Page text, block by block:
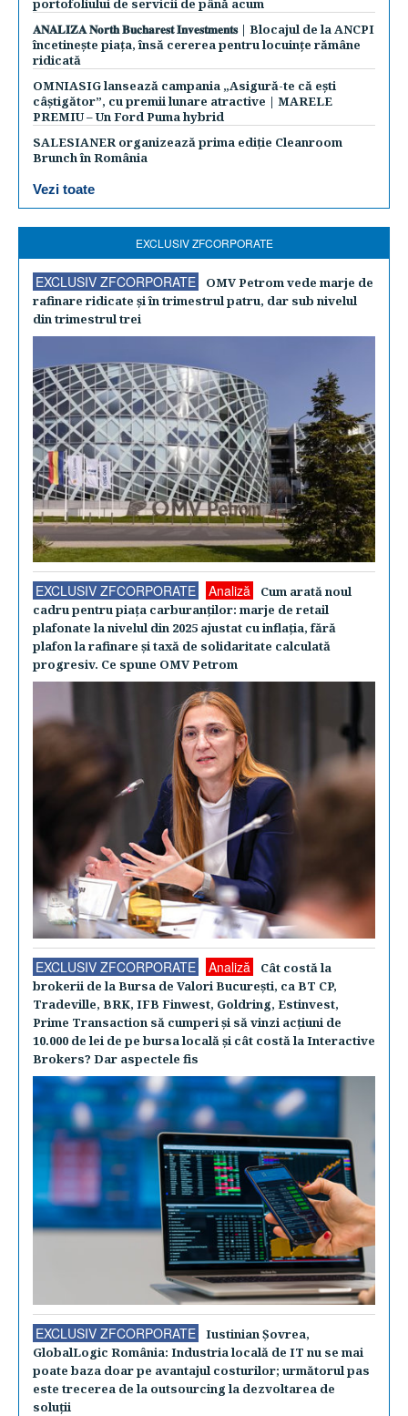
portofoliului de servicii de până acum
𝐀𝐍𝐀𝐋𝐈𝐙𝐀 𝐍𝐨𝐫𝐭𝐡 𝐁𝐮𝐜𝐡𝐚𝐫𝐞𝐬𝐭 𝐈𝐧𝐯𝐞𝐬𝐭𝐦𝐞𝐧𝐭𝐬 | Blocajul de la ANCPI
încetinește piața, însă cererea pentru locuințe rămâne
ridicată
OMNIASIG lansează campania „Asigură-te că ești
câștigător”, cu premii lunare atractive | MARELE
PREMIU – Un Ford Puma hybrid
SALESIANER organizează prima ediție Cleanroom
Brunch în România
Vezi toate
EXCLUSIV ZFCORPORATE
EXCLUSIV ZFCORPORATE
OMV Petrom vede marje de
rafinare ridicate şi în trimestrul patru, dar sub nivelul
din trimestrul trei
EXCLUSIV ZFCORPORATE Analiză
Cum arată noul
cadru pentru piaţa carburanţilor: marje de retail
plafonate la nivelul din 2025 ajustat cu inflaţia, fără
plafon la rafinare şi taxă de solidaritate calculată
progresiv. Ce spune OMV Petrom
EXCLUSIV ZFCORPORATE Analiză
Cât costă la
brokerii de la Bursa de Valori Bucureşti, ca BT CP,
Tradeville, BRK, IFB Finwest, Goldring, Estinvest,
Prime Transaction să cumperi şi să vinzi acţiuni de
10.000 de lei de pe bursa locală şi cât costă la Interactive
Brokers? Dar aspectele fis
EXCLUSIV ZFCORPORATE
Iustinian Şovrea,
GlobalLogic România: Industria locală de IT nu se mai
poate baza doar pe avantajul costurilor; următorul pas
este trecerea de la outsourcing la dezvoltarea de
soluţii